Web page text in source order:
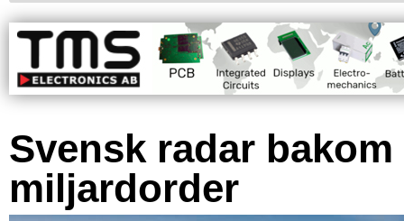
Svensk radar bakom
miljardorder